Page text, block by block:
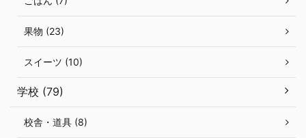
果物 (23)
スイーツ (10)
学校 (79)
校舎・道具 (8)